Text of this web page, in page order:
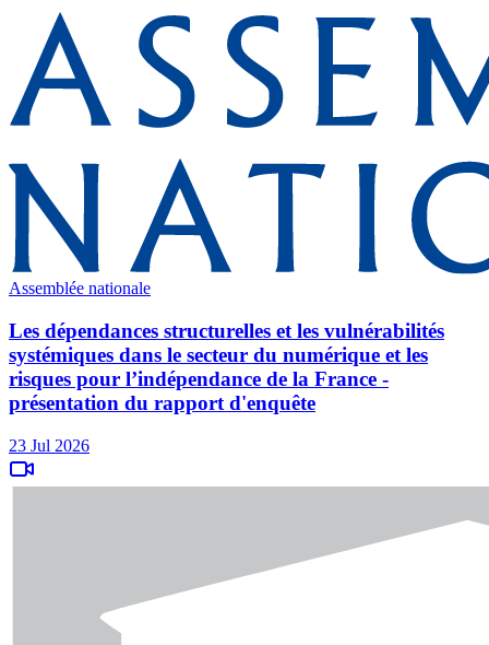
Assemblée nationale
Les dépendances structurelles et les vulnérabilités
systémiques dans le secteur du numérique et les
risques pour l’indépendance de la France -
présentation du rapport d'enquête
23 Jul 2026